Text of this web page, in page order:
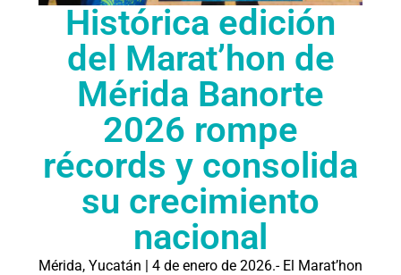
Histórica edición
del Marat’hon de
Mérida Banorte
2026 rompe
récords y consolida
su crecimiento
nacional
Mérida, Yucatán | 4 de enero de 2026.- El Marat’hon